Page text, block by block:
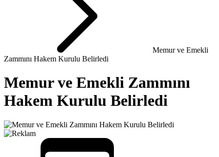
Memur ve Emekli
Zammını Hakem Kurulu Belirledi
Memur ve Emekli Zammını
Hakem Kurulu Belirledi